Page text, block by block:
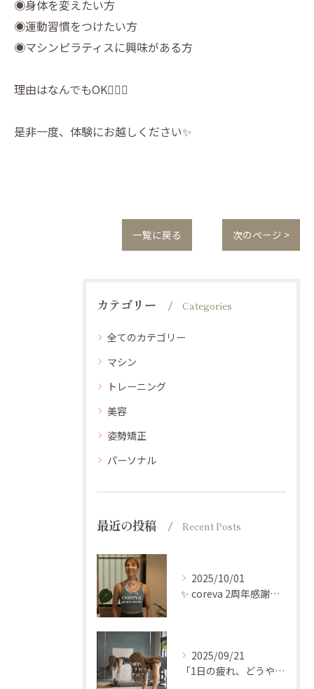
◉身体を変えたい方
◉運動習慣をつけたい方
◉マシンピラティスに興味がある方
理由はなんでもOK🙆‍♀️✨
是非一度、体験にお越しください✨
一覧に戻る 次のページ >
カテゴリー Categories
全てのカテゴリー
マシン
トレーニング
美容
姿勢矯正
パーソナル
最近の投稿 Recent Posts
2025/10/01
✨ coreva 2周年感謝祭のご案内 ✨
2025/09/21
「1日の疲れ、どうやってリセットしてますか？」